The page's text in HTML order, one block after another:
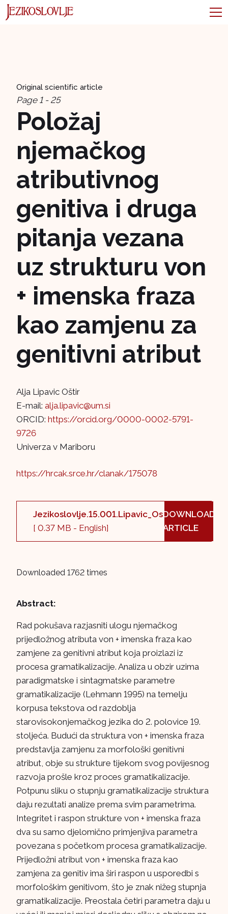
Original scientific article
Page 1 - 25
Položaj
njemačkog
atributivnog
genitiva i druga
pitanja vezana
uz strukturu von
+ imenska fraza
kao zamjenu za
genitivni atribut
Alja Lipavic Oštir
E-mail: alja.lipavic@um.si
ORCID: https://orcid.org/0000-0002-5791-
9726
Univerza v Mariboru
https://hrcak.srce.hr/clanak/175078
Jezikoslovlje.15.001.Lipavic_Ostir.pdf
[ 0.37 MB - English]
DOWNLOAD
ARTICLE
Downloaded 1762 times
Abstract:
Rad pokušava razjasniti ulogu njemačkog
prijedložnog atributa von + imenska fraza kao
zamjene za genitivni atribut koja proizlazi iz
procesa gramatikalizacije. Analiza u obzir uzima
paradigmatske i sintagmatske parametre
gramatikalizacije (Lehmann 1995) na temelju
korpusa tekstova od razdoblja
starovisokonjemačkog jezika do 2. polovice 19.
stoljeća. Budući da struktura von + imenska fraza
predstavlja zamjenu za morfološki genitivni
atribut, obje su strukture tijekom svog povijesnog
razvoja prošle kroz proces gramatikalizacije.
Potpunu sliku o stupnju gramatikalizacije struktura
daju rezultati analize prema svim parametrima.
Integritet i raspon strukture von + imenska fraza
dva su samo djelomično primjenjiva parametra
povezana s početkom procesa gramatikalizacije.
Prijedložni atribut von + imenska fraza kao
zamjena za genitiv ima širi raspon u usporedbi s
morfološkim genitivom, što je znak nižeg stupnja
gramatikalizacije. Preostala četiri parametra daju u